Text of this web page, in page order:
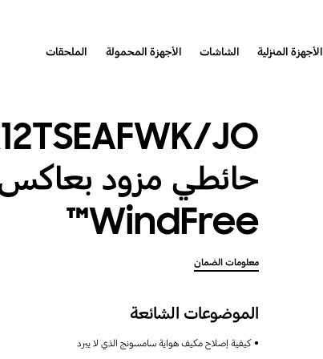
الأجهزة المنزلية الشاشات الأجهزة المحمولة الملحقات
حائطي مزود
WindFree™
معلومات الضمان
الموضوعات الشائعة
كيفية إصلاح مكيف هواية سامسونج الذي لا يبرد